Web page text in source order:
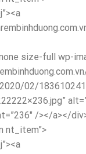
size-full wp-
02/
/></a></
nt_item”>